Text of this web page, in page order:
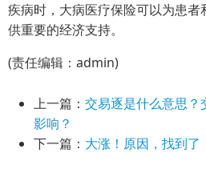
疾病时，大病医疗保险可以为患
供重要的经济支持。
(责任编辑：admin)
上一篇： 交易逐是什么意思？
影响？
下一篇： 大涨！原因，找到了